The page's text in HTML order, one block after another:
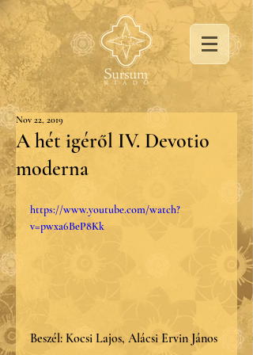
A hét igéről IV. Devotio
moderna
Nov 22, 2019
https://www.youtube.com/watch?
v=pwxa6BeP8Kk
Beszél: Kocsi Lajos, Alácsi Ervin János